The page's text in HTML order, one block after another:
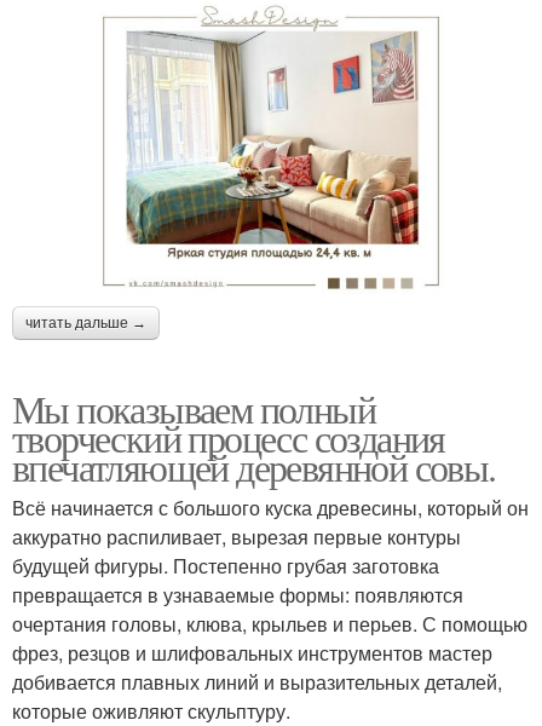
читать дальше →
Мы показываем полный
творческий процесс создания
впечатляющей деревянной совы.
Всё начинается с большого куска древесины, который он
аккуратно распиливает, вырезая первые контуры
будущей фигуры. Постепенно грубая заготовка
превращается в узнаваемые формы: появляются
очертания головы, клюва, крыльев и перьев. С помощью
фрез, резцов и шлифовальных инструментов мастер
добивается плавных линий и выразительных деталей,
которые оживляют скульптуру.